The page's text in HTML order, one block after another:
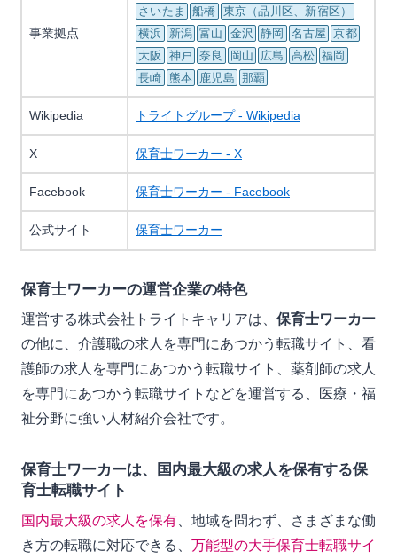
事業拠点
さいたま
船橋 東京（品川区、新宿区）
横浜
新潟 富山 金沢 静岡 名古屋
京都
大阪
神戸 奈良 岡山 広島 高松 福岡
長崎
熊本 鹿児島 那覇
Wikipedia トライトグループ - Wikipedia
X 保育士ワーカー - X
Facebook 保育士ワーカー - Facebook
公式サイト 保育士ワーカー
保育士ワーカーの運営企業の特色
運営する株式会社トライトキャリアは、 保育士ワーカー
の他に、介護職の求人を専門にあつかう転職サイト、看
護師の求人を専門にあつかう転職サイト、薬剤師の求人
を専門にあつかう転職サイトなどを運営する、医療・福
祉分野に強い人材紹介会社です。
保育士ワーカーは、国内最大級の求人を保有する保
育士転職サイト
国内最大級の求人を保有 、地域を問わず、さまざまな働
き方の転職に対応できる、 万能型の大手保育士転職サイ